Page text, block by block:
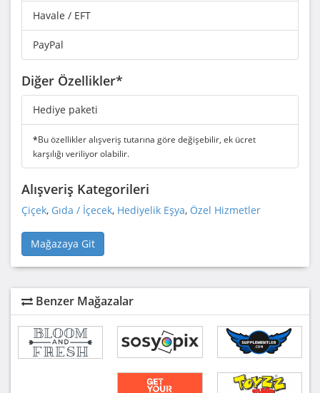
Havale / EFT
PayPal
Diğer Özellikler*
Hediye paketi
*Bu özellikler alışveriş tutarına göre değişebilir, ek ücret
karşılığı veriliyor olabilir.
Alışveriş Kategorileri
Çiçek, Gıda / İçecek, Hediyelik Eşya, Özel Hizmetler
Mağazaya Git
Benzer Mağazalar